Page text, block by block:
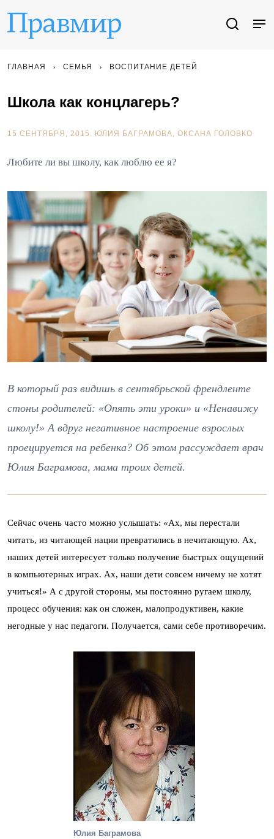
ГЛАВНАЯ СЕМЬЯ ВОСПИТАНИЕ ДЕТЕЙ
Школа как концлагерь?
15 СЕНТЯБРЯ, 2015. ЮЛИЯ БАГРАМОВА ОКСАНА ГОЛОВКО
Любите ли вы школу, как люблю ее я?
В который раз видишь в сентябрьской френдленте
стоны родителей: «Опять эти уроки» и «Ненавижу
школу!» А вдруг негативное настроение взрослых
проецируется на ребенка? Об этом рассуждает врач
Юлия Баграмова, мама троих детей.
Сейчас очень часто можно услышать: «Ах, мы перестали
читать, из читающей нации превратились в нечитающую. Ах,
наших детей интересует только получение быстрых ощущений
в компьютерных играх. Ах, наши дети совсем ничему не хотят
учиться!» А с другой стороны, мы постоянно ругаем школу,
процесс обучения: как он сложен, малопродуктивен, какие
негодные у нас педагоги. Получается, сами себе противоречим.
Юлия Баграмова